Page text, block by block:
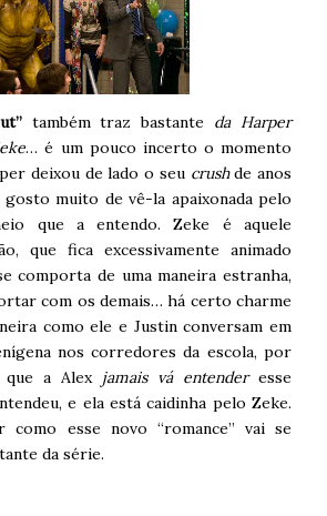
também traz bastante da Harper
… é um pouco incerto o momento
deixou de lado o seu crushde anos
gosto muito de vê-la apaixonada pelo
que a entendo. Zeke é aquele
que fica excessivamente animado
comporta de uma maneira estranha,
com os demais… há certo charme
como ele e Justin conversam em
nos corredores da escola, por
que a Alex jamais vá entenderesse
e ela está caidinha pelo Zeke.
como esse novo “romance” vai se
da série.